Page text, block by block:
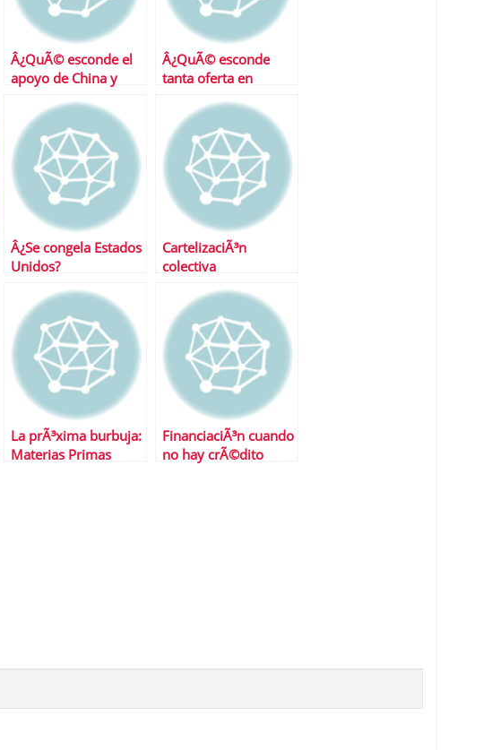
Â¿QuÃ© esconde el
apoyo de China y
Â¿QuÃ© esconde
tanta oferta en
Â¿Se congela Estados
Unidos?
CartelizaciÃ³n
colectiva
La prÃ³xima burbuja:
Materias Primas
FinanciaciÃ³n cuando
no hay crÃ©dito